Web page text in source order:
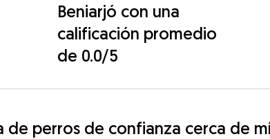
Beniarjó con una
calificación promedio
de 0.0/5
perros de confianza cerca de